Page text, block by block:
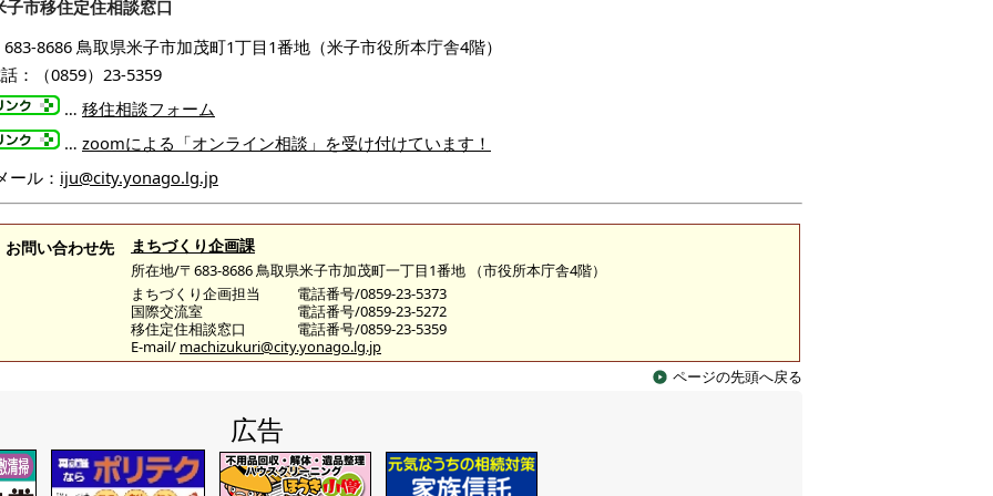
子市移住定住相談窓口
683-8686 鳥取県米子市加茂町1丁目1番地（米子市役所本庁舎4階）
：（0859）23-5359
… 移住相談フォーム
… zoomによる「オンライン相談」を受け付けています！
ール： iju@city.yonago.lg.jp
お問い合わせ先 まちづくり企画課
所在地/〒683-8686 鳥取県米子市加茂町一丁目1番地 （市役所本庁舎4階）
まちづくり企画担当
電話番号/0859-23-5373
国際交流室
電話番号/0859-23-5272
移住定住相談窓口
電話番号/0859-23-5359
E-mail/ machizukuri@city.yonago.lg.jp
ページの先頭へ戻る
広告